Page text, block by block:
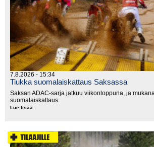
7.8.2026 - 15:34
Tiukka suomalaiskattaus Saksassa
Saksan ADAC-sarja jatkuu viikonloppuna, ja
suomalaiskattaus.
Lue lisää